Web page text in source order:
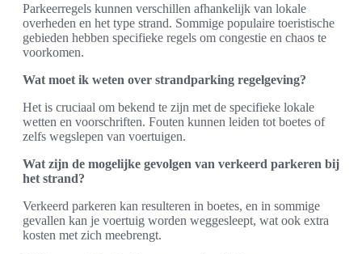
Parkeerregels kunnen verschillen afhankelijk van lokale
overheden en het type strand. Sommige populaire toeristische
gebieden hebben specifieke regels om congestie en chaos te
voorkomen.
Wat moet ik weten over strandparking regelgeving?
Het is cruciaal om bekend te zijn met de specifieke lokale
wetten en voorschriften. Fouten kunnen leiden tot boetes of
zelfs wegslepen van voertuigen.
Wat zijn de mogelijke gevolgen van verkeerd parkeren bij
het strand?
Verkeerd parkeren kan resulteren in boetes, en in sommige
gevallen kan je voertuig worden weggesleept, wat ook extra
kosten met zich meebrengt.